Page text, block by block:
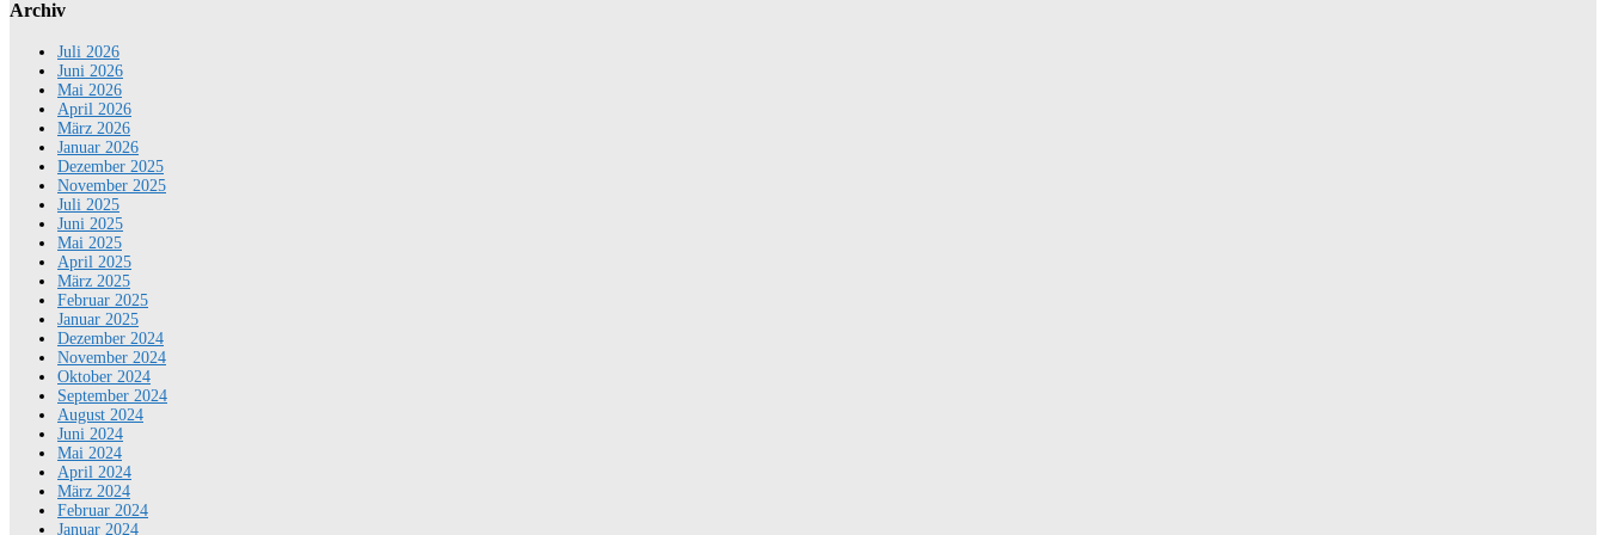
Archiv
Juli 2026
Juni 2026
Mai 2026
April 2026
März 2026
Januar 2026
Dezember 2025
November 2025
Juli 2025
Juni 2025
Mai 2025
April 2025
März 2025
Februar 2025
Januar 2025
Dezember 2024
November 2024
Oktober 2024
September 2024
August 2024
Juni 2024
Mai 2024
April 2024
März 2024
Februar 2024
Januar 2024